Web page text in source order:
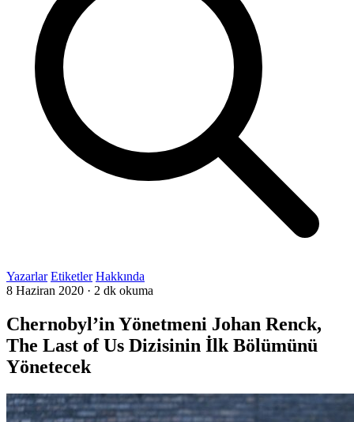
Yazarlar Etiketler Hakkında
8 Haziran 2020 · 2 dk okuma
Chernobyl’in Yönetmeni Johan Renck,
The Last of Us Dizisinin İlk Bölümünü
Yönetecek